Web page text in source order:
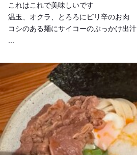
これはこれで美味しいです
温玉、オクラ、とろろにピリ辛のお肉
コシのある麺にサイコーのぶっかけ出汁